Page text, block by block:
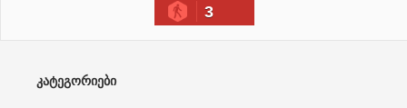
3
ᲙᲐᲢᲔᲒᲝᲠᲘᲔᲑᲘ